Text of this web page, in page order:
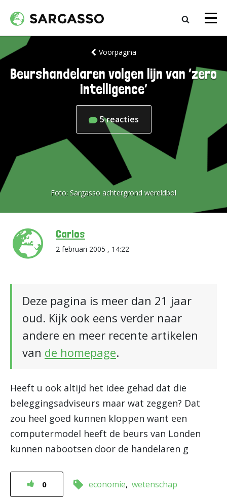
Voorpagina
Beurshandelaren volgen lijn van ‘zero
intelligence’
5reacties
Foto: Sargasso achtergrond wereldbol
Carlos
2 februari 2005 , 14:22
Deze pagina is meer dan 21 jaar
oud. Kijk ook eens verder naar
andere en meer recente artikelen
van de homepage.
Heeft u ook altijd het idee gehad dat die
beleggingsadviseurs maar wat zeggen? Dat
zou heel goed kunnen kloppen want een
computermodel heeft de beurs van Londen
kunnen nabootsen door de handelaren g
0 economie wetenschap